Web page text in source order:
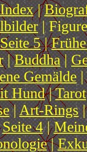
Index|
|
Seite 5|
|Buddha|
Gemälde|
Hund|Tarot
|Art-Rings|
Seite 4|
|